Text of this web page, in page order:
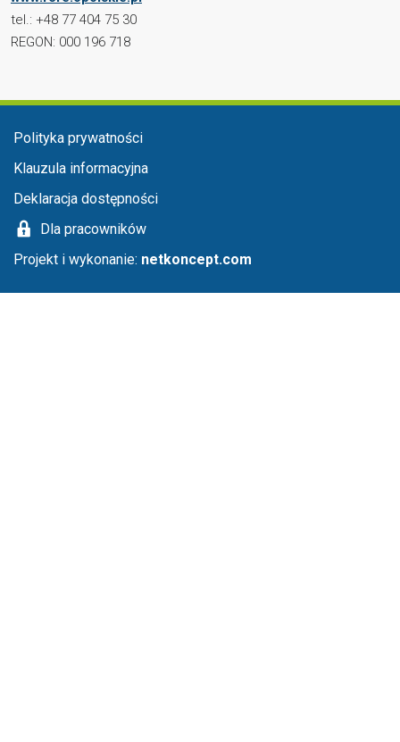
tel.: +48 77 404 75 30
REGON: 000 196 718
Menu stopka
Polityka prywatności
Klauzula informacyjna
Deklaracja dostępności
Dla pracowników
Projekt i wykonanie: netkoncept.com